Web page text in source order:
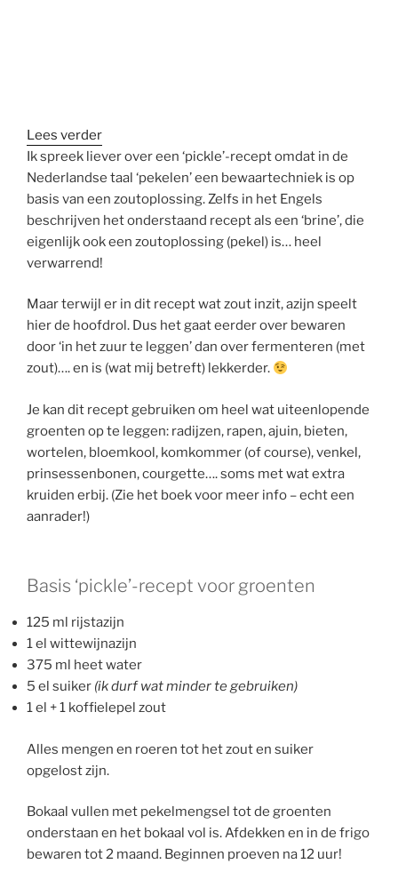
Lees verder:
‘Pickle’
van
de
‘Zes
Seizoenen’
Ik spreek liever over een ‘pickle’-recept omdat in de
Nederlandse taal ‘pekelen’ een bewaartechniek is op
basis van een zoutoplossing. Zelfs in het Engels
beschrijven het onderstaand recept als een ‘brine’, die
eigenlijk ook een zoutoplossing (pekel) is… heel
verwarrend!
Maar terwijl er in dit recept wat zout inzit, azijn speelt
hier de hoofdrol. Dus het gaat eerder over bewaren
door ‘in het zuur te leggen’ dan over fermenteren (met
zout)…. en is (wat mij betreft) lekkerder.
Je kan dit recept gebruiken om heel wat uiteenlopende
groenten op te leggen: radijzen, rapen, ajuin, bieten,
wortelen, bloemkool, komkommer (of course), venkel,
prinsessenbonen, courgette…. soms met wat extra
kruiden erbij. (Zie het boek voor meer info – echt een
aanrader!)
Basis ‘pickle’-recept voor groenten
125 ml rijstazijn
1 el wittewijnazijn
375 ml heet water
5 el suiker (ik durf wat minder te gebruiken)
1 el + 1 koffielepel zout
Alles mengen en roeren tot het zout en suiker
opgelost zijn.
Bokaal vullen met pekelmengsel tot de groenten
onderstaan en het bokaal vol is. Afdekken en in de frigo
bewaren tot 2 maand. Beginnen proeven na 12 uur!